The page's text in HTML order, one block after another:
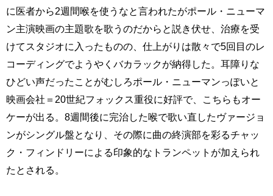
に医者から2週間喉を使うなと言われたがポール・ニューマ
ン主演映画の主題歌を歌うのだからと説き伏せ、治療を受
けてスタジオに入ったものの、仕上がりは散々で5回目のレ
コーディングでようやくバカラックが納得した。耳障りな
ひどい声だったことがむしろポール・ニューマンっぽいと
映画会社＝20世紀フォックス重役に好評で、こちらもオー
ケーが出る。8週間後に完治した喉で歌い直したヴァージョ
ンがシングル盤となり、その際に曲の終演部を彩るチャッ
ク・フィンドリーによる印象的なトランペットが加えられ
たとされる。